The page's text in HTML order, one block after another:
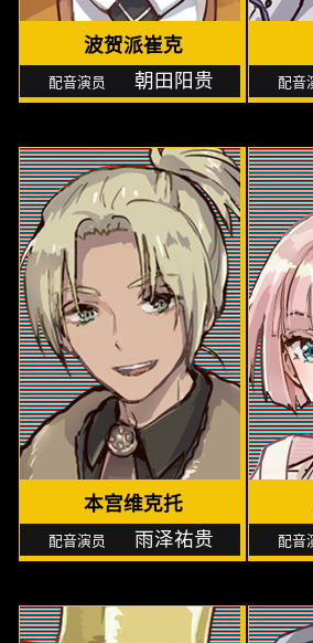
波贺派崔克
朝田阳贵
本宫维克托
雨泽祐贵